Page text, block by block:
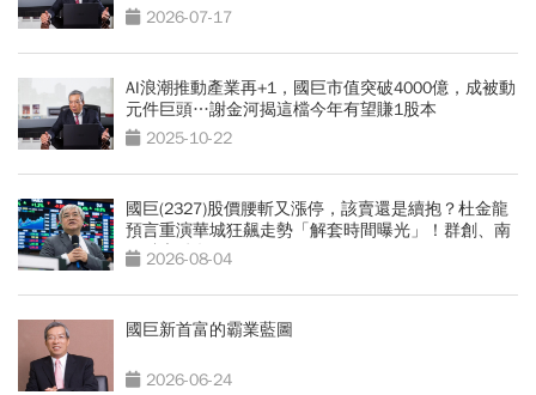
2026-07-17
AI浪潮推動產業再+1，國巨市值突破4000億，成被動
元件巨頭…謝金河揭這檔今年有望賺1股本
2025-10-22
國巨(2327)股價腰斬又漲停，該賣還是續抱？杜金龍
預言重演華城狂飆走勢「解套時間曝光」！群創、南
亞科也點名
2026-08-04
國巨新首富的霸業藍圖
2026-06-24